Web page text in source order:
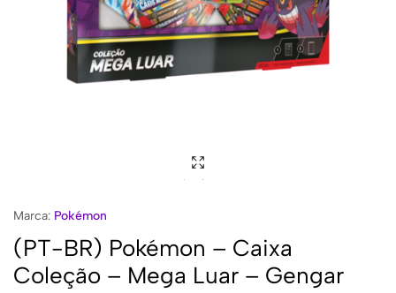
Marca: Pokémon
(PT-BR) Pokémon – Caixa
Coleção – Mega Luar – Gengar